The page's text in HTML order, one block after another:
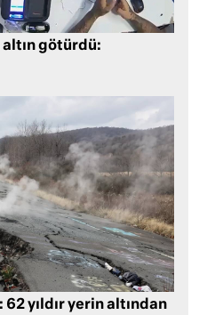
altın götürdü:
yıldır yerin altından